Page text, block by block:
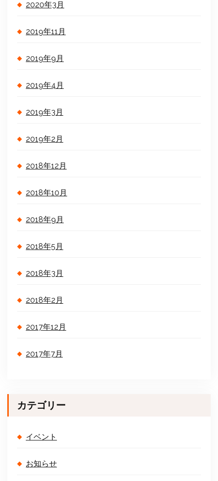
2020年3月
2019年11月
2019年9月
2019年4月
2019年3月
2019年2月
2018年12月
2018年10月
2018年9月
2018年5月
2018年3月
2018年2月
2017年12月
2017年7月
カテゴリー
イベント
お知らせ